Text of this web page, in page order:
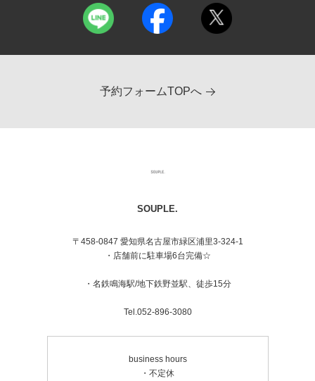
予約フォームTOPへ
SOUPLE.
〒458-0847 愛知県名古屋市緑区浦里3-324-1
・店舗前に駐車場6台完備☆
・名鉄鳴海駅/地下鉄野並駅、徒歩15分
Tel.052-896-3080
business hours
・不定休